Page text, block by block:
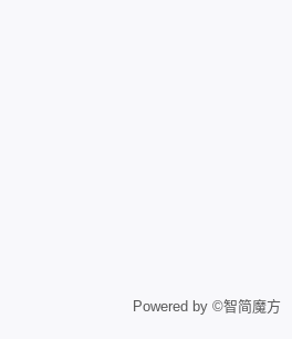
Powered by ©智简魔方